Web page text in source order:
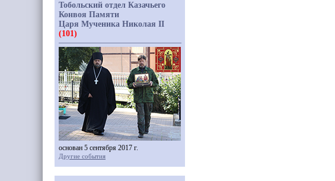
Тобольский отдел Казачьего
Конвоя Памяти
Царя Мученика Николая II
(101)
основан 5 сентября 2017 г.
Другие события